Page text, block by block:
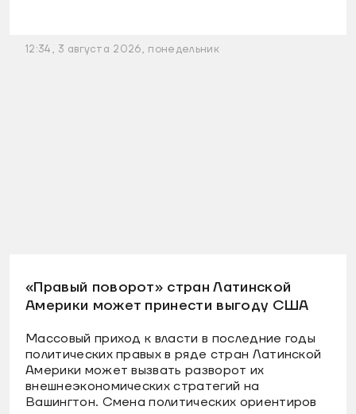
12:34, 3 августа 2026, понедельник
«Правый поворот» стран Латинской
Америки может принести выгоду США
Массовый приход к власти в последние годы
политических правых в ряде стран Латинской
Америки может вызвать разворот их
внешнеэкономических стратегий на
Вашингтон. Смена политических ориентиров